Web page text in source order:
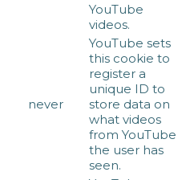
YouTube
videos.
never
YouTube sets
this cookie to
register a
unique ID to
store data on
what videos
from YouTube
the user has
seen.